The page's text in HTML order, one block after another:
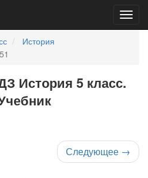
История
История 5 класс.
Следующее →